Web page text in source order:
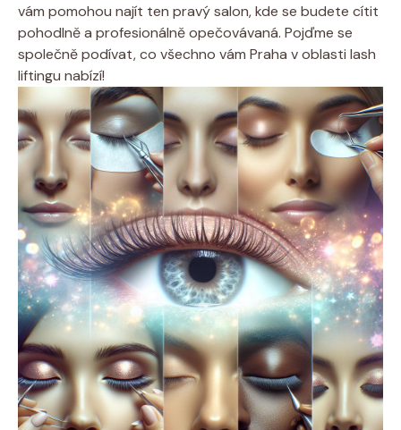
vám pomohou⁢ najít ten ​pravý‌ salon, ‍kde ​se budete cítit
pohodlně ‌a ‌profesionálně opečovávaná.‍ Pojďme⁤ se
společně​ podívat, co ⁢všechno vám Praha v oblasti lash
liftingu ⁤nabízí!